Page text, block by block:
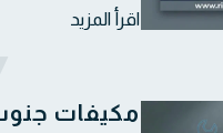
اقرأ المزيد
مكيفات